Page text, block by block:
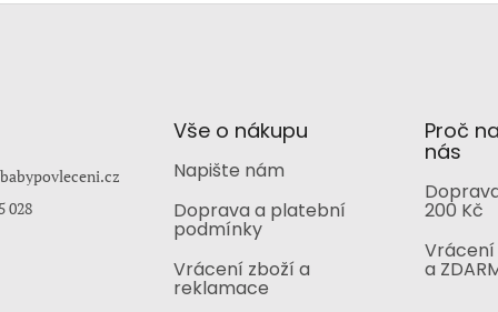
babypovleceni.cz
028
Vše o nákupu
Napište nám
Doprava a platební
podmínky
Vrácení zboží a
reklamace
Proč
nás
200 Kč
Vrácení
a